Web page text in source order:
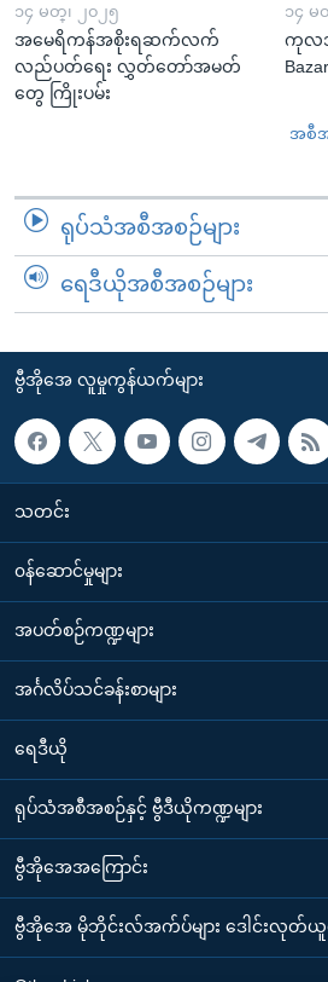
၁၄ မတ္၊ ၂၀၂၅
အမေရိကန်အစိုးရဆက်လက်
လည်ပတ်ရေး လွှတ်တော်အမတ်
တွေ ကြိုးပမ်း
၁၄ မ
ကုလအ
အစီအ
ရုပ်သံအစီအစဉ်များ
ရေဒီယိုအစီအစဉ်များ
ဗွီအိုအေ လူမှုကွန်ယက်များ
သတင်း
၀န်ဆောင်မှုများ
အပတ်စဉ်ကဏ္ဍများ
အင်္ဂလိပ်သင်ခန်းစာများ
ရေဒီယို
ရုပ်သံအစီအစဉ်နှင့် ဗွီဒီယိုကဏ္ဍများ
ဗွီအိုအေအကြောင်း
ဗွီအိုအေ မိုဘိုင်းလ်အက်ပ်များ ဒေါင်းလုတ်ယူ